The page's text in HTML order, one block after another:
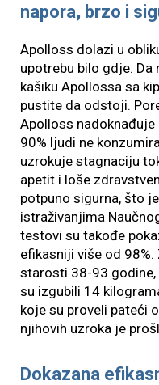
napora, brzo i
Apolloss dolazi u
upotrebu bilo gdje. Da
kašiku Apollossa sa
pustite da odstoji.
Apolloss
90% ljudi ne
uzrokuje stagnaciju
apetit i loše
potpuno sigurna, što
istraživanjima
testovi su takođe
efikasniji više od
starosti 38-93 godine,
su izgubili 14
koje su proveli pateći
njihovih uzroka je
Dokazana